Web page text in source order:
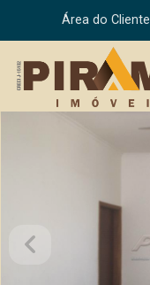
Área do Cliente